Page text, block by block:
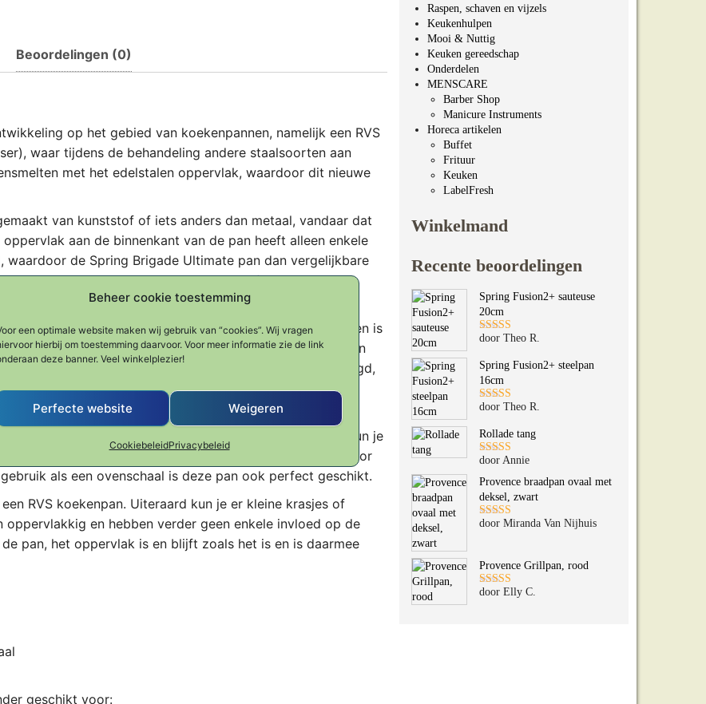
Beheer cookie toestemming
een optimale website maken wij gebruik van “cookies”. Wij vragen
hierbij om toestemming daarvoor. Voor meer informatie zie de link
deze banner. Veel winkelplezier!
Perfecte website Weigeren
CookiebeleidPrivacybeleid
Beoordelingen (0)
op het gebied van koekenpannen, namelijk een RVS
waar tijdens de behandeling andere staalsoorten aan
met het edelstalen oppervlak, waardoor dit nieuwe
van kunststof of iets anders dan metaal, vandaar dat
aan de binnenkant van de pan heeft alleen enkele
de Spring Brigade Ultimate pan dan vergelijkbare
op de traditionele manier een anti-kleeflaag in is
minder glad dan onbehandeld RVS, dat is ook voelbaar, en is
dan een normale RVS koekenpan heeft het oppervlak geen
met sop of in de vaatwasmachine worden gereinigd,
druppels olie (of ander vet) meteen gebruiksklaar.
het dichtschroeien van een stukje vlees op hoge
dezelfde manier als in een RVS koekenpan. Daarnaast kun je
of stukje vis perfect gebakken zijn op medium hitte. Voor
als een ovenschaal is deze pan ook perfect geschikt.
RVS koekenpan. Uiteraard kun je er kleine krasjes of
en hebben verder geen enkele invloed op de
pan, het oppervlak is en blijft zoals het is en is daarmee
geschikt voor:
Raspen, schaven en vijzels
Keukenhulpen
Mooi & Nuttig
Keuken gereedschap
Onderdelen
MENSCARE
Barber Shop
Manicure Instruments
Horeca artikelen
Buffet
Frituur
Keuken
LabelFresh
Winkelmand
Recente beoordelingen
Spring Fusion2+ sauteuse
20cm
Gewaardeerd
door Theo R.
Spring Fusion2+ steelpan
16cm
Gewaardeerd
door Theo R.
Rollade tang
Gewaardeerd
5uit 5
door Annie
Provence braadpan ovaal met
deksel, zwart
Gewaardeerd
door Miranda Van Nijhuis
Provence Grillpan, rood
Gewaardeerd
door Elly C.